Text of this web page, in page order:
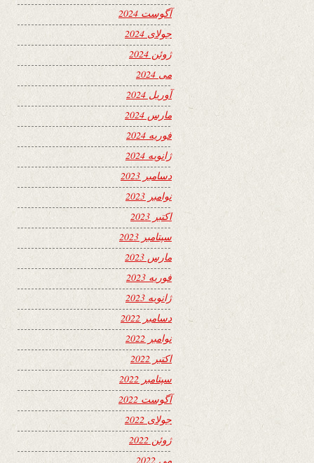
آگوست 2024
جولای 2024
ژوئن 2024
می 2024
آوریل 2024
مارس 2024
فوریه 2024
ژانویه 2024
دسامبر 2023
نوامبر 2023
اکتبر 2023
سپتامبر 2023
مارس 2023
فوریه 2023
ژانویه 2023
دسامبر 2022
نوامبر 2022
اکتبر 2022
سپتامبر 2022
آگوست 2022
جولای 2022
ژوئن 2022
می 2022